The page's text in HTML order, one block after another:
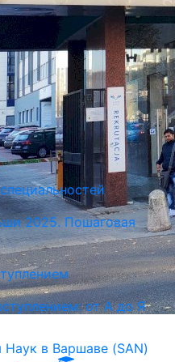
в Варшаве (SAN)
2025. Пошаговая
от А до Я